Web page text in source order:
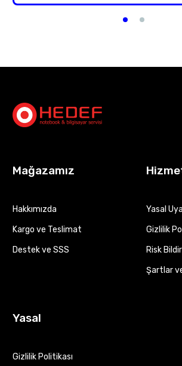
Mağazamız
Hakkımızda
Kargo ve Teslimat
Destek ve SSS
Yasal
Gizlilik
Risk
Şartlar
Yasal
Gizlilik Politikası